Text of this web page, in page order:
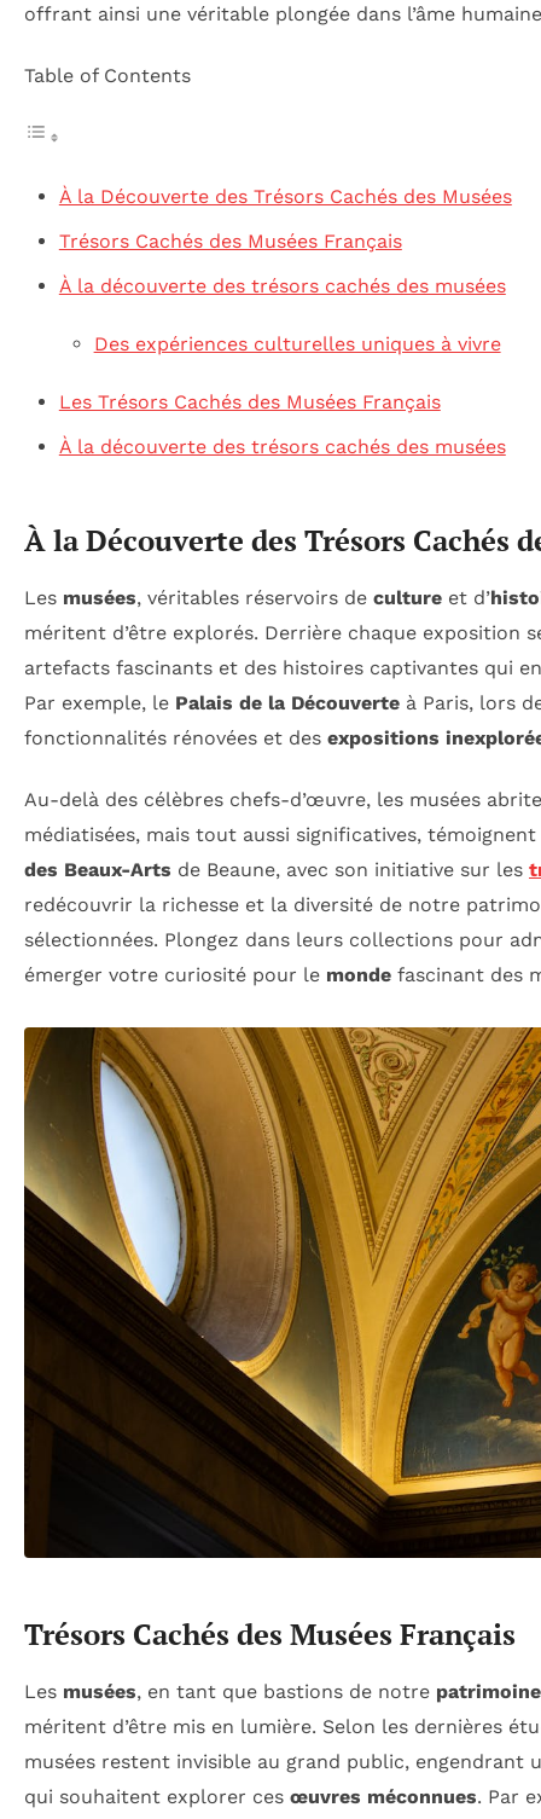
offrant ainsi une véritable plongée dans l’âme
Table of Contents
À la Découverte des Trésors Cachés des Musées
Trésors Cachés des Musées Français
À la découverte des trésors cachés des musées
Des expériences culturelles uniques à vivre
Les Trésors Cachés des Musées Français
À la découverte des trésors cachés des musées
À la Découverte des Trésors Cachés
Les musées, véritables réservoirs de culture et d’
méritent d’être explorés. Derrière chaque exposition
artefacts fascinants et des histoires captivantes qui
Par exemple, le Palais de la Découverte à Paris, lors
fonctionnalités rénovées et des expositions
Au-delà des célèbres chefs-d’œuvre, les musées
médiatisées, mais tout aussi significatives,
des Beaux-Arts de Beaune, avec son initiative sur les
redécouvrir la richesse et la diversité de notre
sélectionnées. Plongez dans leurs collections pour
émerger votre curiosité pour le monde fascinant des
Trésors Cachés des Musées Français
Les musées, en tant que bastions de notre
méritent d’être mis en lumière. Selon les dernières
musées restent invisible au grand public,
qui souhaitent explorer ces œuvres méconnues. Par